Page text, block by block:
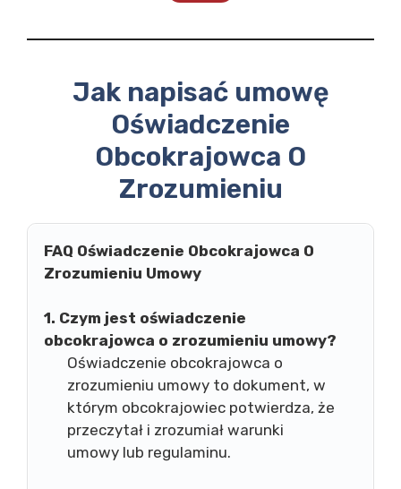
Jak napisać umowę
Oświadczenie
Obcokrajowca O
Zrozumieniu
FAQ Oświadczenie Obcokrajowca O
Zrozumieniu Umowy
1. Czym jest oświadczenie
obcokrajowca o zrozumieniu umowy?
Oświadczenie obcokrajowca o
zrozumieniu umowy to dokument, w
którym obcokrajowiec potwierdza, że
przeczytał i zrozumiał warunki
umowy lub regulaminu.